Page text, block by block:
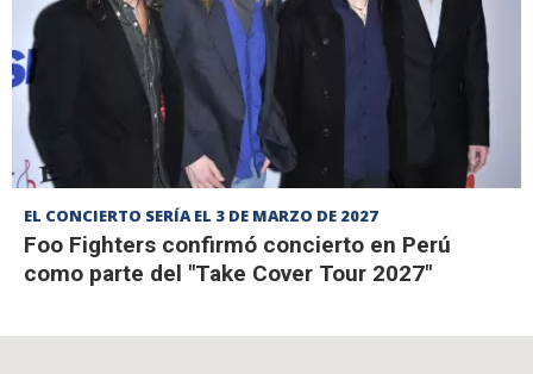
EL CONCIERTO SERÍA EL 3 DE MARZO DE 2027
Foo Fighters confirmó concierto en Perú
como parte del "Take Cover Tour 2027"